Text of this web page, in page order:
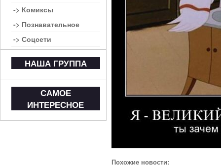
Похожие новости:
-> Комиксы
-> Познавательное
-> Соцсети
НАША ГРУППА
САМОЕ
ИНТЕРЕСНОЕ